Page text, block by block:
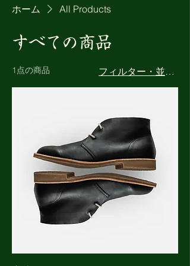
ホーム All Products
すべての商品
1点の商品 フィルター・並び替え